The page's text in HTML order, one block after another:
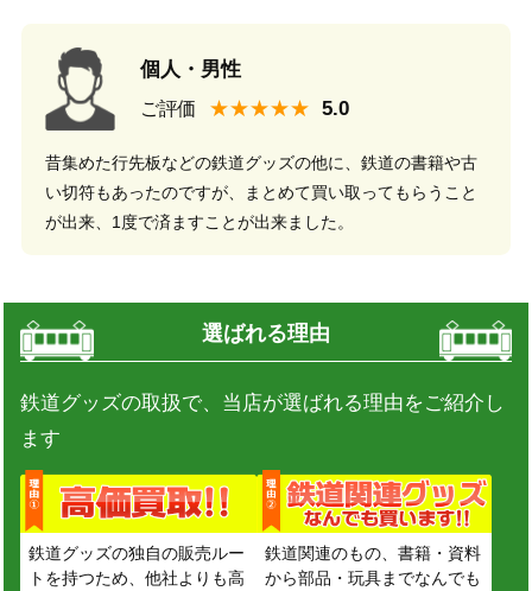
個人・男性
ご評価 ★★★★★
昔集めた行先板などの鉄道グッズの他に、鉄道の書籍や古
い切符もあったのですが、まとめて買い取ってもらうこと
が出来、1度で済ますことが出来ました。
選ばれる理由
鉄道グッズの取扱で、当店が選ばれる理由をご紹介し
ます
鉄道グッズの独自の販売ルー
トを持つため、他社よりも高
鉄道関連のもの、書籍・資料
から部品・玩具までなんでも